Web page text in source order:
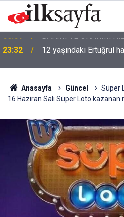
23:32 12 yaşındaki Ertuğrul
Anasayfa Güncel
Süper
16 Haziran Salı Süper Loto kazanan